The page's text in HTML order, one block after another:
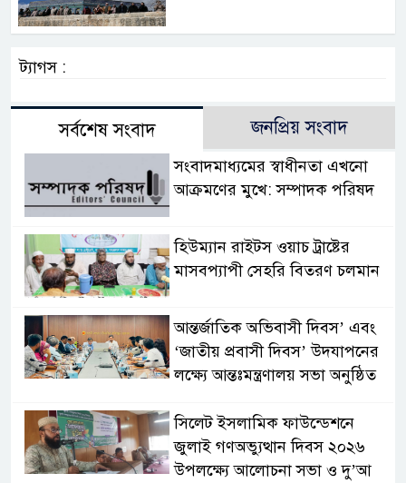
ট্যাগস :
সর্বশেষ সংবাদ জনপ্রিয় সংবাদ
সংবাদমাধ্যমের স্বাধীনতা এখনো
আক্রমণের মুখে: সম্পাদক পরিষদ
হিউম্যান রাইটস ওয়াচ ট্রাষ্টের
মাসবপ্যাপী সেহরি বিতরণ চলমান
আন্তর্জাতিক অভিবাসী দিবস’ এবং
‘জাতীয় প্রবাসী দিবস’ উদযাপনের
লক্ষ্যে আন্তঃমন্ত্রণালয় সভা অনুষ্ঠিত
সিলেট ইসলামিক ফাউন্ডেশনে
জুলাই গণঅভ্যুত্থান দিবস ২০২৬
উপলক্ষ্যে আলোচনা সভা ও দু’আ